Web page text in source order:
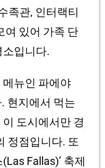
족관, 인터랙티
여 있어 가족 단
소입니다.
메뉴인 파에야
현지에서 먹는
도시에서만 경
정점입니다. 또
Fallas)’ 축제